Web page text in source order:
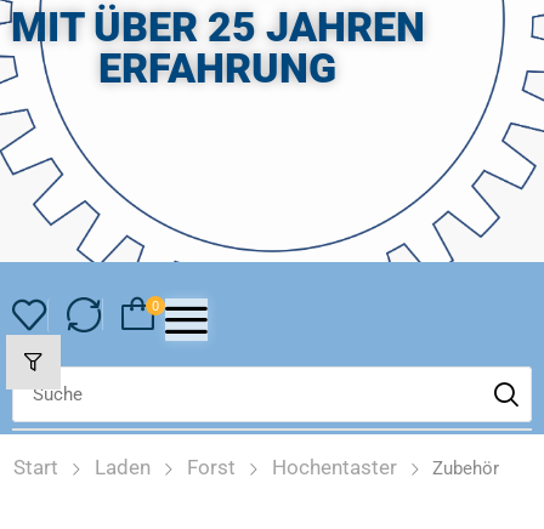
MIT ÜBER 25 JAHREN
ERFAHRUNG
0
Start Laden Forst Hochentaster Zubehör